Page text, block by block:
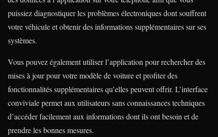
puissiez diagnostiquer les problèmes électroniques dont souffrent
votre véhicule et obtenir des informations supplémentaires sur ses
systèmes.
Vous pouvez également utiliser l’application pour rechercher des
mises à jour pour votre modèle de voiture et profiter des
fonctionnalités supplémentaires qu’elles peuvent offrir. L’interface
conviviale permet aux utilisateurs sans connaissances techniques
d’accéder facilement aux informations dont ils ont besoin et de
prendre les bonnes mesures.